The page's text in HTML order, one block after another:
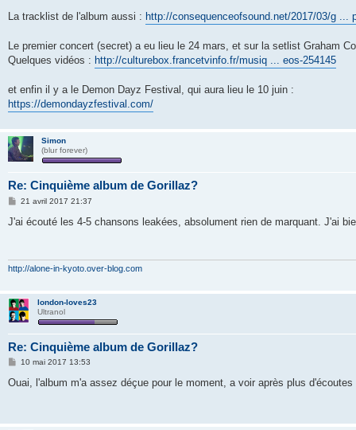
La tracklist de l'album aussi : http://consequenceofsound.net/2017/03/g ...
Le premier concert (secret) a eu lieu le 24 mars, et sur la setlist Graham
Quelques vidéos : http://culturebox.francetvinfo.fr/musiq ... eos-254145
et enfin il y a le Demon Dayz Festival, qui aura lieu le 10 juin :
https://demondayzfestival.com/
Simon
(blur forever)
Re: Cinquième album de Gorillaz?
M
s
21 avril 2017 21:37
J'ai écouté les 4-5 chansons leakées, absolument rien de marquant. J'ai
http://alone-in-kyoto.over-blog.com
london-loves23
Ultranol
Re: Cinquième album de Gorillaz?
M
s
10 mai 2017 13:53
Ouai, l'album m'a assez déçue pour le moment, a voir après plus d'écoutes